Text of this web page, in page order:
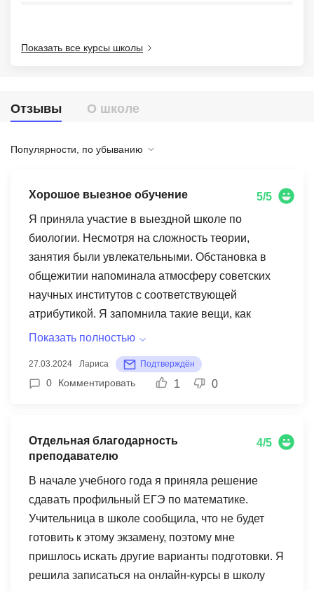
Показать все курсы школы
Отзывы О школе
Популярности, по убыванию
Хорошое выезное обучение
5/5
Я приняла участие в выездной школе по
биологии. Несмотря на сложность теории,
занятия были увлекательными. Обстановка в
общежитии напоминала атмосферу советских
научных институтов с соответствующей
атрибутикой. Я запомнила такие вещи, как
фальконы, эппендорфы, ленпипеты. Наш
общительным, легко находил общий язык с
подростками. После окончания школы мы
проводили на занятиях, но также были
организованы отрядные мероприятия. Хотя мы
мало времени проводили на свежем воздухе,
нам удалось познакомиться с интересными и
целеустремленными ребятами, некоторые из
которых приехали из других городов. В Пущино
нас кормили очень вкусно, повара старались
подобрать рацион с учетом индивидуальных
Показать полностью
27.03.2024 Лариса Подтверждён
0 Комментировать 1 0
Отдельная благодарность
преподавателю
4/5
В начале учебного года я приняла решение
сдавать профильный ЕГЭ по математике.
Учительница в школе сообщила, что не будет
готовить к этому экзамену, поэтому мне
пришлось искать другие варианты подготовки. Я
решила записаться на онлайн-курсы в школу
Рейтинг онлайн-школ